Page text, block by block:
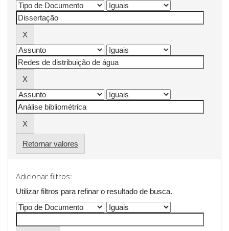
Retornar valores
Adicionar filtros:
Utilizar filtros para refinar o resultado de busca.